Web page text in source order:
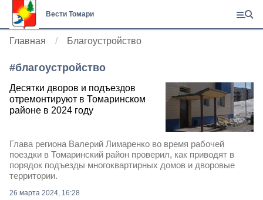
Вести Томари
Главная Благоустройство
#благоустройство
Десятки дворов и подъездов
отремонтируют в Томаринском
районе в 2024 году
Глава региона Валерий Лимаренко во время рабочей
поездки в Томаринский район проверил, как приводят в
порядок подъезды многоквартирных домов и дворовые
территории.
26 марта 2024, 16:28